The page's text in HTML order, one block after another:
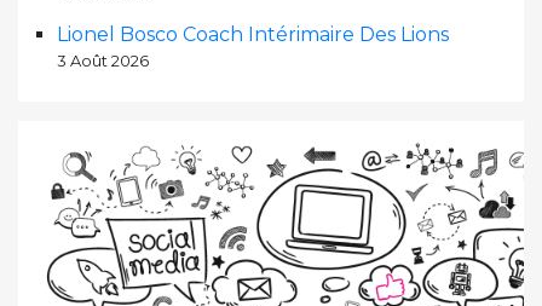
Lionel Bosco Coach Intérimaire Des Lions
3 Août 2026